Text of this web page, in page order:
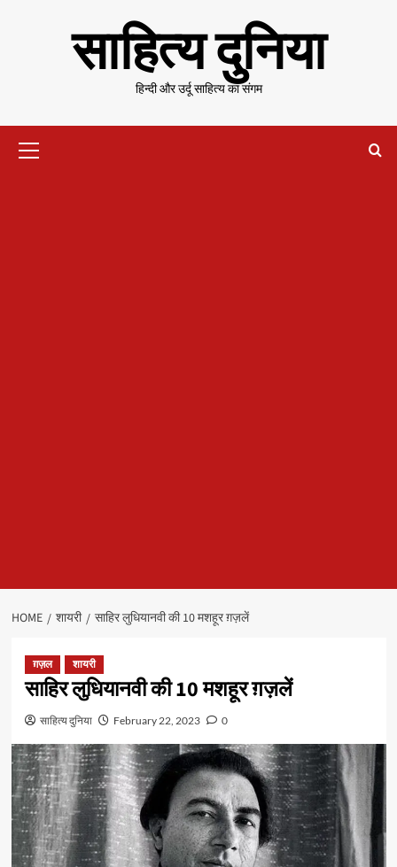
साहित्य दुनिया
हिन्दी और उर्दू साहित्य का संगम
Menu
HOME शायरी साहिर लुधियानवी की 10 मशहूर ग़ज़लें
ग़ज़ल शायरी
साहिर लुधियानवी की 10 मशहूर ग़ज़लें
साहित्य दुनिया February 22, 2023 0